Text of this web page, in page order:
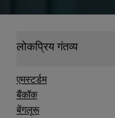
लोकप्रिय गंतव्य
एमस्टर्डम
बैंकॉक
बेंगलूरू